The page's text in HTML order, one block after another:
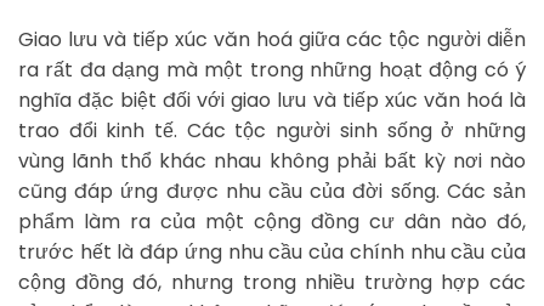
Giao lưu và tiếp xúc văn hoá giữa các tộc người diễn
ra rất đa dạng mà một trong những hoạt động có ý
nghĩa đặc biệt đối với giao lưu và tiếp xúc văn hoá là
trao đổi kinh tế. Các tộc người sinh sống ở những
vùng lãnh thổ khác nhau không phải bất kỳ nơi nào
cũng đáp ứng được nhu cầu của đời sống. Các sản
phẩm làm ra của một cộng đồng cư dân nào đó,
trước hết là đáp ứng nhu cầu của chính nhu cầu của
cộng đồng đó, nhưng trong nhiều trường hợp các